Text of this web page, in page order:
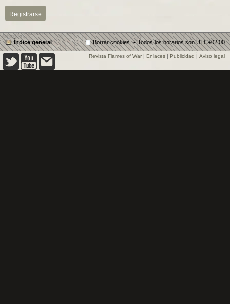
Registrarse
Índice general Todos los horarios sonUTC+02:00
Borrar cookies
Revista Flames of War | Enlaces | Publicidad | Aviso legal